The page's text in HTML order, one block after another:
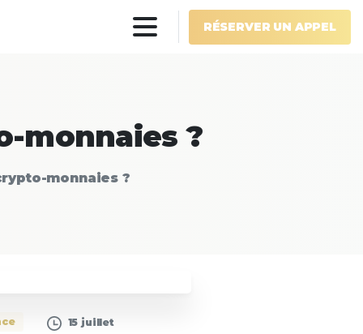
RÉSERVER UN APPEL
monnaies ?
monnaies ?
15 juillet